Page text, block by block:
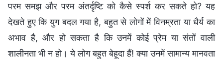
परम समझ और परम अंतर्दृष्टि को कैसे स्पर्श कर सकते हो? यह
देखते हुए कि युग बदल गया है, बहुत से लोगों में विनम्रता या धैर्य का
अभाव है, और हो सकता है कि उनमें कोई प्रेम या संतों वाली
शालीनता भी न हो। ये लोग बहुत बेहूदा हैं! क्या उनमें सामान्य मानवता